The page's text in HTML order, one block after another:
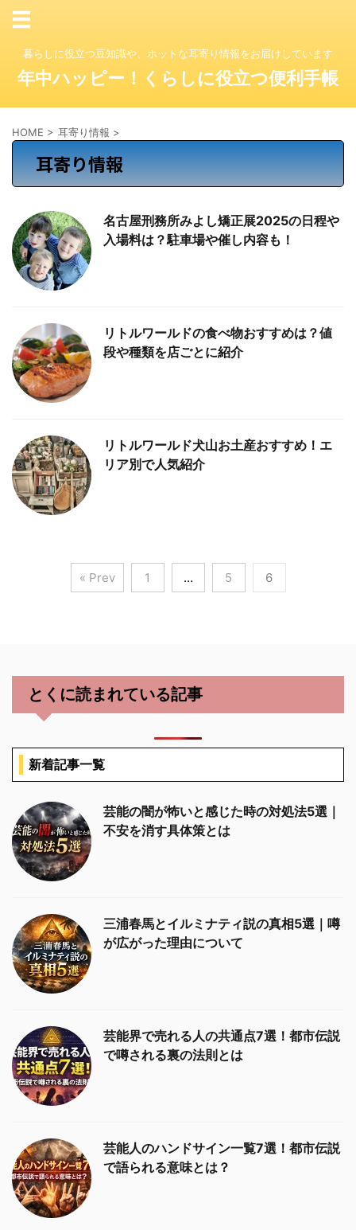
暮らしに役立つ豆知識や、ホットな耳寄り情報をお届けしています
年中ハッピー！くらしに役立つ便利手帳
HOME > 耳寄り情報 >
耳寄り情報
名古屋刑務所みよし矯正展2025の日程や
入場料は？駐車場や催し内容も！
リトルワールドの食べ物おすすめは？値
段や種類を店ごとに紹介
リトルワールド犬山お土産おすすめ！エ
リア別で人気紹介
« Prev 1 … 5 6
とくに読まれている記事
新着記事一覧
芸能の闇が怖いと感じた時の対処法5選｜
不安を消す具体策とは
三浦春馬とイルミナティ説の真相5選｜噂
が広がった理由について
芸能界で売れる人の共通点7選！都市伝説
で噂される裏の法則とは
芸能人のハンドサイン一覧7選！都市伝説
で語られる意味とは？